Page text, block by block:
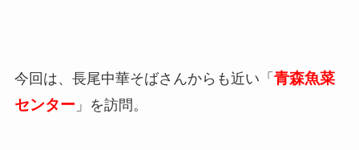
今回は、長尾中華そばさんからも近い「 青森魚菜
センター 」を訪問。